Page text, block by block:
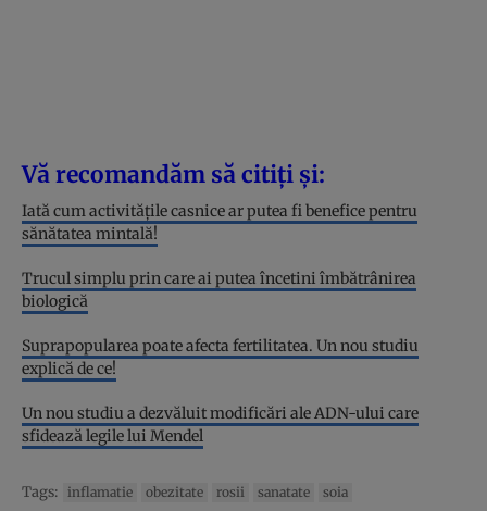
Vă recomandăm să citiți și:
Iată cum activitățile casnice ar putea fi benefice pentru
sănătatea mintală!
Trucul simplu prin care ai putea încetini îmbătrânirea
biologică
Suprapopularea poate afecta fertilitatea. Un nou studiu
explică de ce!
Un nou studiu a dezvăluit modificări ale ADN-ului care
sfidează legile lui Mendel
Tags: inflamatie obezitate rosii sanatate soia